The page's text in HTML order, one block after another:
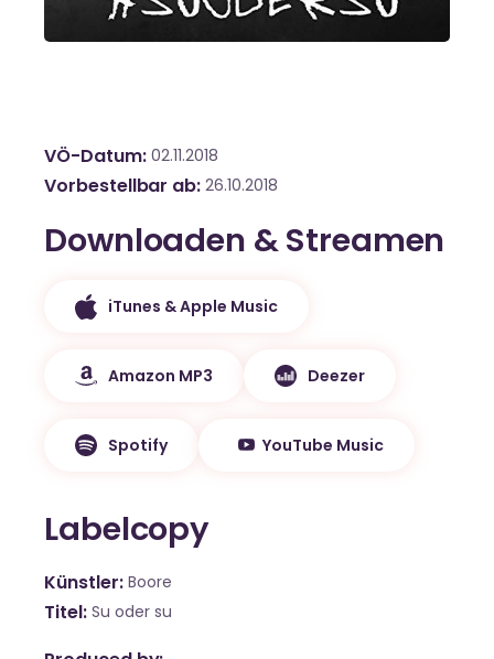
VÖ-Datum 02.11.2018
Vorbestellbar ab 26.10.2018
Downloaden & Streamen
iTunes & Apple Music
Amazon MP3 Deezer
Spotify YouTube Music
Labelcopy
Künstler Boore
Titel Su oder su